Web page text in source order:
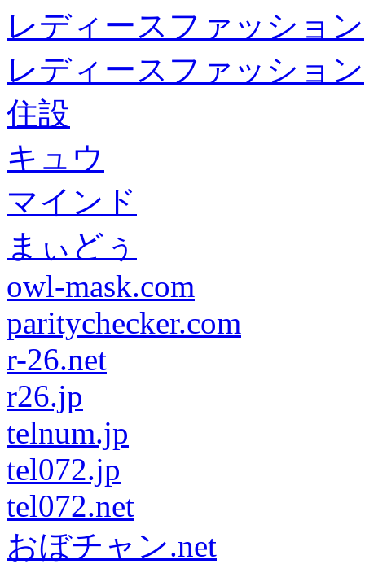
レディースファッション
レディースファッション
住設
キュウ
マインド
まぃどぅ
owl-mask.com
paritychecker.com
r-26.net
r26.jp
telnum.jp
tel072.jp
tel072.net
おぼチャン.net